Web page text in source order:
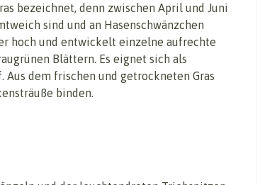
bezeichnet, denn zwischen April und Juni
sind und an Hasenschwänzchen
hoch und entwickelt einzelne aufrechte
Blättern. Es eignet sich als
dem frischen und getrockneten Gras
binden.